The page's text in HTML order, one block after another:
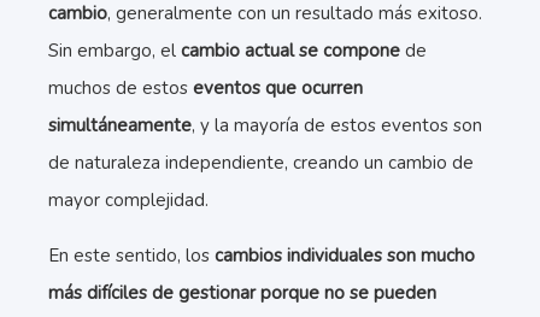
cambio, generalmente con un resultado más exitoso.
Sin embargo, el cambio actual se compone de
muchos de estos eventos que ocurren
simultáneamente, y la mayoría de estos eventos son
de naturaleza independiente, creando un cambio de
mayor complejidad.
En este sentido, los cambios individuales son mucho
más difíciles de gestionar porque no se pueden